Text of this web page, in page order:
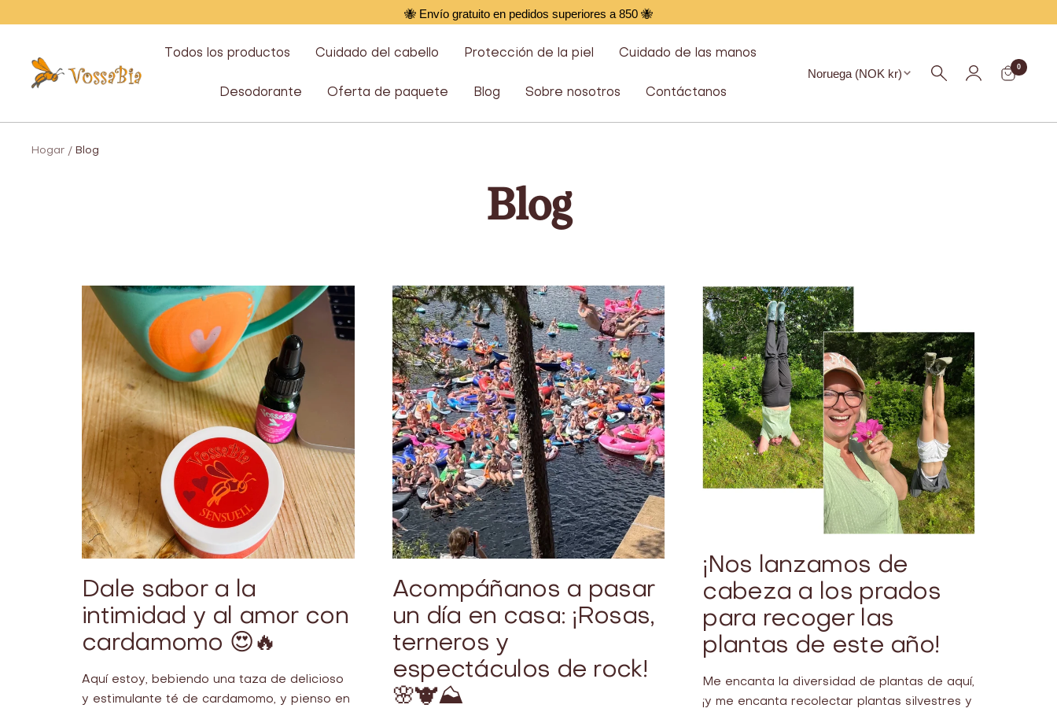
🐝 Envío gratuito en pedidos superiores a 850 🐝
Todos los productos Cuidado del cabello Protección de la piel Cuidado de las manos
Desodorante Oferta de paquete Blog Sobre nosotros Contáctanos
Vossabia Región
Noruega (NOK kr) 0
Hogar Blog
Blog
Dale sabor a la
intimidad y al amor con
cardamomo 😍🔥
Aquí estoy, bebiendo una taza de delicioso
y estimulante té de cardamomo, y pienso en
Acompáñanos a pasar
un día en casa: ¡Rosas,
terneros y
espectáculos de rock!
🌸🐮⛰️
¡Nos lanzamos de
cabeza a los prados
para recoger las
plantas de este año!
Me encanta la diversidad de plantas de aquí,
¡y me encanta recolectar plantas silvestres y